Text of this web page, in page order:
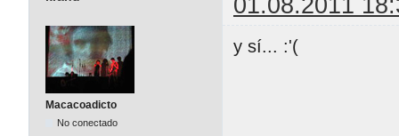
Macacoadicto
No conectado
y sí... :'(